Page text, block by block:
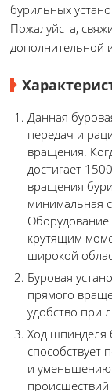
бурильных
Пожалуйста,
дополнительной
Данная
передач и
вращения.
достигает
вращения
минимальная
Оборудование
крутящим
широкой
Буровая
прямого
удобство при
Ход шпинделя
способствует
и уменьшению
происшествий